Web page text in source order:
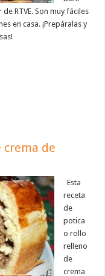
RTVE. Son muy fáciles
en casa. ¡Prepáralas y
crema de
Esta
receta
de
potica
o rollo
relleno
de
crema